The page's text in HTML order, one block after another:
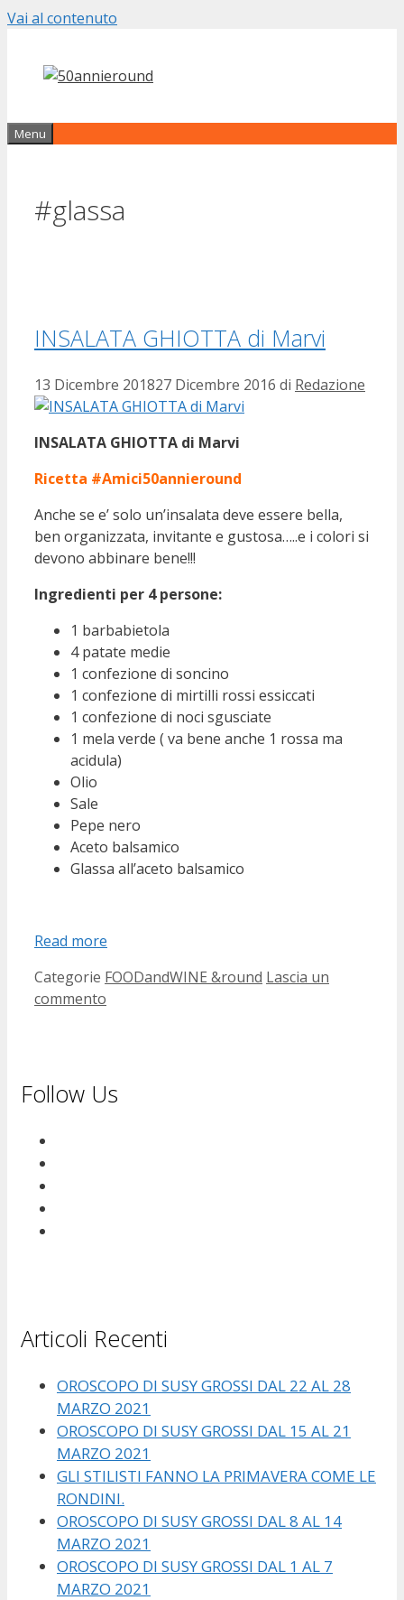
Vai al contenuto
Menu
#glassa
INSALATA GHIOTTA di Marvi
13 Dicembre 201827 Dicembre 2016 di Redazione
INSALATA GHIOTTA di Marvi
Ricetta #Amici50annieround
Anche se e’ solo un’insalata deve essere bella,
ben organizzata, invitante e gustosa…..e i colori si
devono abbinare bene!!!
Ingredienti per 4 persone:
1 barbabietola
4 patate medie
1 confezione di soncino
1 confezione di mirtilli rossi essiccati
1 confezione di noci sgusciate
1 mela verde ( va bene anche 1 rossa ma
acidula)
Olio
Sale
Pepe nero
Aceto balsamico
Glassa all’aceto balsamico
Read more
Categorie FOODandWINE &round Lascia un
commento
Follow Us
Articoli Recenti
OROSCOPO DI SUSY GROSSI DAL 22 AL 28
MARZO 2021
OROSCOPO DI SUSY GROSSI DAL 15 AL 21
MARZO 2021
GLI STILISTI FANNO LA PRIMAVERA COME LE
RONDINI.
OROSCOPO DI SUSY GROSSI DAL 8 AL 14
MARZO 2021
OROSCOPO DI SUSY GROSSI DAL 1 AL 7
MARZO 2021